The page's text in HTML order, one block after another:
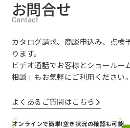
お問合せ
カタログ請求、商談申込み、点検
ります。
ビデオ通話でお客様とショールー
相談」も お気軽にご利用ください。
よくあるご質問はこちら
オンラインで簡単!空き状況の確認も可能